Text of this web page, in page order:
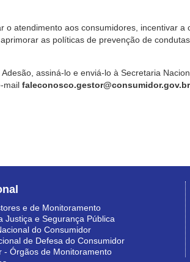
atendimento aos consumidores, incentivar a
as políticas de prevenção de
assiná-lo e enviá-lo à Secretaria
mail faleconosco.gestor@consumidor.gov.br
e de Monitoramento
Justiça e Segurança Pública
do Consumidor
de Defesa do Consumidor
- Órgãos de Monitoramento